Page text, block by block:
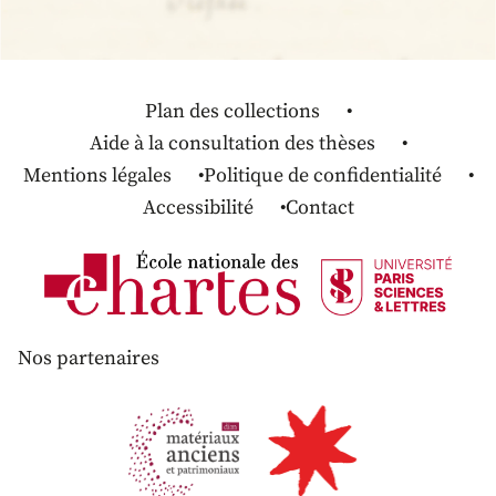
Plan des collections
Aide à la consultation des thèses
Mentions légales
Politique de confidentialité
Accessibilité
Contact
Nos partenaires